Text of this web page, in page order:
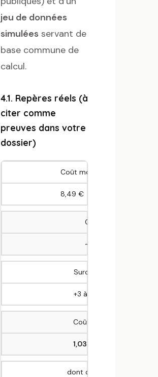
jeu de données
simulées servant de
base commune de
calcul.
4.1. Repères réels (à
citer comme
preuves dans votre
dossier)
Coût moyen d’un repas
8,49 €
Coût complet
~9 € / repas
Surcoût lié à la mise en
+3 à 5 % des coûts
Coût complet du
1,03 €/repas
dont coût direct denrées